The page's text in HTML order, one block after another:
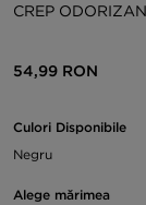
CREP
54,99 RON
Culori Disponibile
Negru
Alege mărimea